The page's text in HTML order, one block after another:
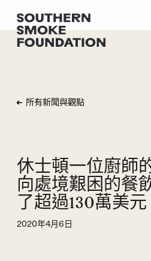
所有新聞與觀點
休士頓一位廚師
向處境艱困的餐
了超過130萬美元
2020年4月6日